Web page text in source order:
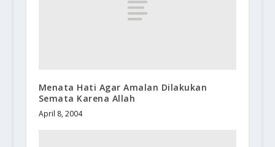
Menata Hati Agar Amalan Dilakukan
Semata Karena Allah
April 8, 2004